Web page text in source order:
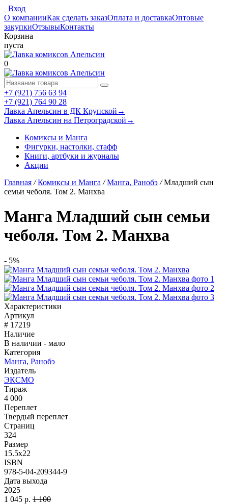
Вход
О компанииКак сделать заказОплата и доставкаОптовые
закупкиОтзывыКонтакты
Корзина
пуста
0
+7 (921) 756 63 94
+7 (921) 764 90 28
Лавка Апельсин в ДК Крупской →
Лавка Апельсин на Петроградской →
Комиксы и Манга
Фигурки, настолки, стафф
Книги, артбуки и журналы
Акции
Главная / Комиксы и Манга / Манга, Ранобэ / Младший сын
семьи чеболя. Том 2. Манхва
Манга Младший сын семьи
чеболя. Том 2. Манхва
- 5%
Характеристики
Артикул
# 17219
Наличие
В наличии - мало
Категория
Манга, Ранобэ
Издатель
ЭКСМО
Тираж
4 000
Переплет
Твердый переплет
Страниц
324
Размер
15.5x22
ISBN
978-5-04-209344-9
Дата выхода
2025
1 045 р. 1 100